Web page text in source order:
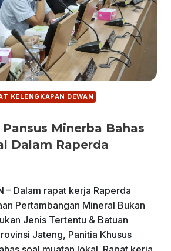
KELENGKAPAN DEWAN
Minerba Bahas
Dalam Raperda
– Dalam rapat kerja Raperda
Pertambangan Mineral Bukan
Jenis Tertentu & Batuan
Jateng, Panitia Khusus